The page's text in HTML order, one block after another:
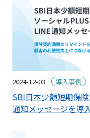
2024-12-03 導入事例
SBI日本少額短期保
通知メッセージを導入